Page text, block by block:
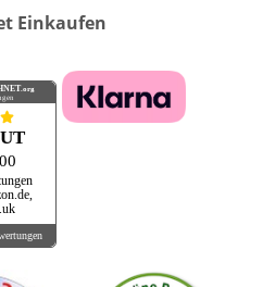
Einkaufen
.org